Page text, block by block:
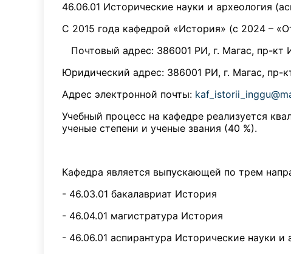
46.06.01 Исторические науки и археология
С 2015 года кафедрой «История» (с 2024 –
Почтовый адрес: 386001 РИ, г. Магас, пр-кт
Юридический адрес: 386001 РИ, г. Магас, пр-
Адрес электронной почты:
Учебный процесс на кафедре реализуется
ученые степени и ученые звания (40 %).
Кафедра является выпускающей по трем
- 46.03.01 бакалавриат История
- 46.04.01 магистратура История
- 46.06.01 аспирантура Исторические науки и